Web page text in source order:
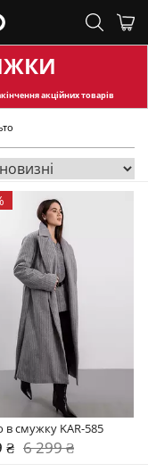
акційних товарів
в смужку KAR-585
₴ 6 299 ₴